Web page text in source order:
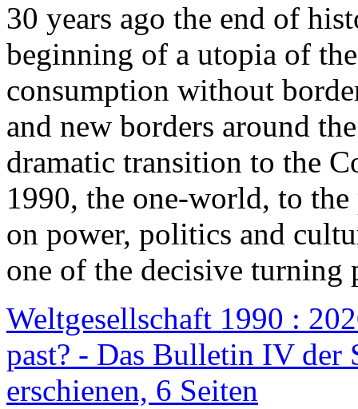
30 years ago the end of
beginning of a utopia of
consumption without
and new borders around
dramatic transition to the
1990, the one-world, to the
on power, politics and
one of the decisive turning
Weltgesellschaft 1990 :
past? - Das Bulletin IV der
erschienen, 6 Seiten